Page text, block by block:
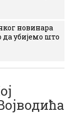
новинара
да убијемо што